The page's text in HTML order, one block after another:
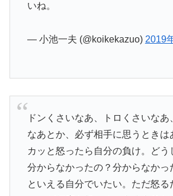
いね。
— 小池一夫 (@koikekazuo) 2019
ドンくさいなあ、トロくさいな
なあとか、必ず相手に思うときは
カッと怒ったら自分の負け。どう
分からなかったの？分からなかっ
といえる自分でいたい。ただ怒る